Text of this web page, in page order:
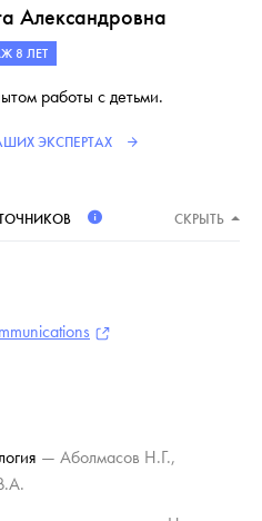
Александровна
8 ЛЕТ
работы с детьми.
ЭКСПЕРТАХ
СКРЫТЬ
— Аболмасов Н.Г.,